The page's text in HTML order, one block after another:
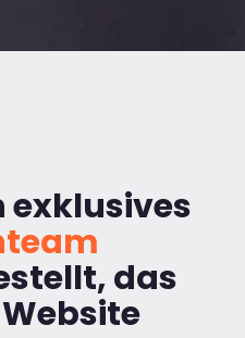
exklusives
das